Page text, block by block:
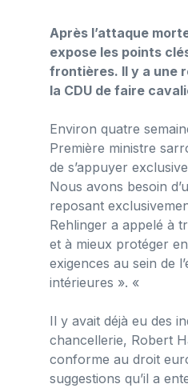
Après l’attaque
expose les points
frontières. Il y a une
la CDU de faire
Environ quatre
Première ministre
de s’appuyer
Nous avons besoin
reposant
Rehlinger a appelé à
et à mieux protéger
exigences au sein de
intérieures ». «
Il y avait déjà eu des
chancellerie, Robert
conforme au droit
suggestions qu’il a